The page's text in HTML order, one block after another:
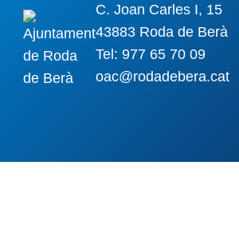
C. Joan Carles I, 15
43883 Roda de Berà
Tel: 977 65 70 09
oac@rodadebera.cat